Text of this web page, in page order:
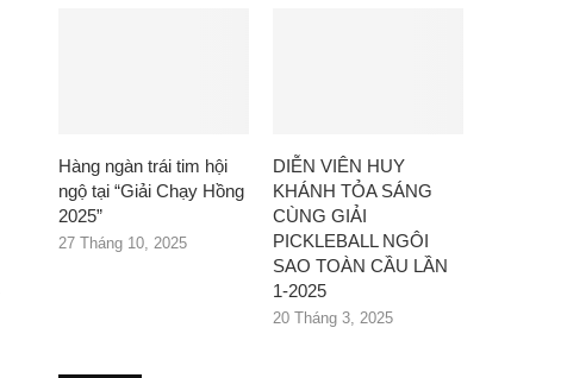
Hàng ngàn trái tim hội
ngộ tại “Giải Chạy Hồng
2025”
27 Tháng 10, 2025
DIỄN VIÊN HUY
KHÁNH TỎA SÁNG
CÙNG GIẢI
PICKLEBALL NGÔI
SAO TOÀN CẦU LẦN
1-2025
20 Tháng 3, 2025